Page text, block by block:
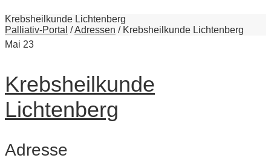
Krebsheilkunde Lichtenberg
Palliativ-Portal /Adressen / Krebsheilkunde Lichtenberg
Mai 23
Krebsheilkunde
Lichtenberg
Adresse